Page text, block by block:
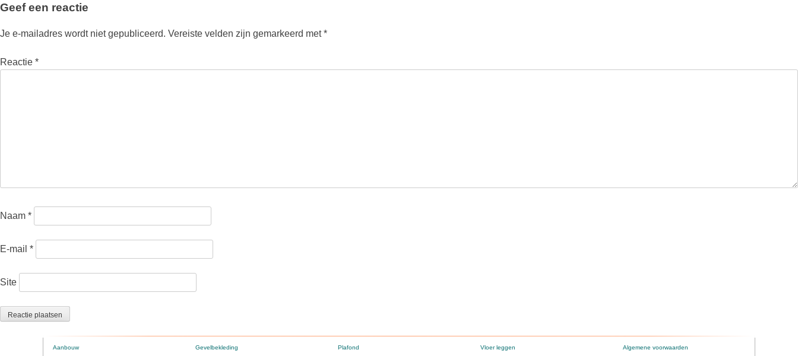
Geef een reactie
Je e-mailadres wordt niet gepubliceerd. Vereiste velden zijn gemarkeerd met*
Reactie *
Naam *
E-mail *
Site
Aanbouw
Gevelbekleding
Plafond
Vloer leggen
Algemene voorwaarden